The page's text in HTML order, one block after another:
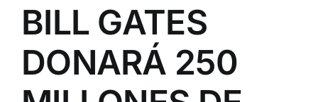
BILL GATES
DONARÁ 250